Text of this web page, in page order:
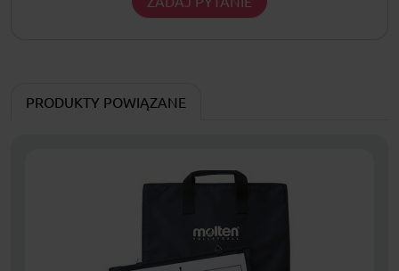
PRODUKTY POWIĄZANE